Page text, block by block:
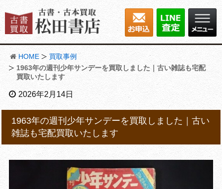
HOME
買取事例
1963年の週刊少年サンデーを買取しました｜古い雑誌も宅配
買取いたします
2026年2月14日
1963年の週刊少年サンデーを買取しました｜古い
雑誌も宅配買取いたします